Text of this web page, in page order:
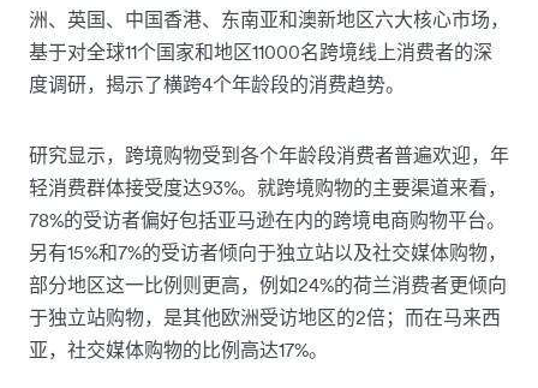
洲、英国、中国香港、东南亚和澳新地区六大核心市场，
基于对全球11个国家和地区11000名跨境线上消费者的深
度调研，揭示了横跨4个年龄段的消费趋势。
研究显示，跨境购物受到各个年龄段消费者普遍欢迎，年
轻消费群体接受度达93%。就跨境购物的主要渠道来看，
78%的受访者偏好包括亚马逊在内的跨境电商购物平台。
另有15%和7%的受访者倾向于独立站以及社交媒体购物，
部分地区这一比例则更高，例如24%的荷兰消费者更倾向
于独立站购物，是其他欧洲受访地区的2倍；而在马来西
亚，社交媒体购物的比例高达17%。